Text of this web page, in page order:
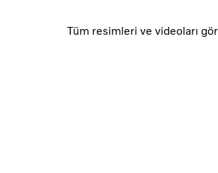
Tüm resimleri ve videoları